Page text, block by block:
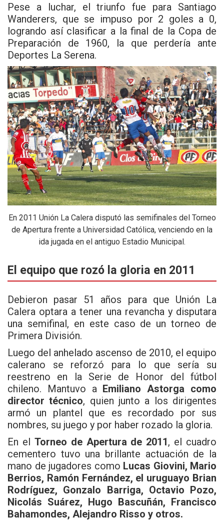
Pese a luchar, el triunfo fue para Santiago
Wanderers, que se impuso por 2 goles a 0,
logrando así clasificar a la final de la Copa de
Preparación de 1960, la que perdería ante
Deportes La Serena.
En 2011 Unión La Calera disputó las semifinales del Torneo
de Apertura frente a Universidad Católica, venciendo en la
ida jugada en el antiguo Estadio Municipal.
El equipo que rozó la gloria en 2011
Debieron pasar 51 años para que Unión La
Calera optara a tener una revancha y disputara
una semifinal, en este caso de un torneo de
Primera División.
Luego del anhelado ascenso de 2010, el equipo
calerano se reforzó para lo que sería su
reestreno en la Serie de Honor del fútbol
chileno. Mantuvo a Emiliano Astorga como
director técnico, quien junto a los dirigentes
armó un plantel que es recordado por sus
nombres, su juego y por haber rozado la gloria.
En el Torneo de Apertura de 2011, el cuadro
cementero tuvo una brillante actuación de la
mano de jugadores como Lucas Giovini, Mario
Berrios, Ramón Fernández, el uruguayo Brian
Rodríguez, Gonzalo Barriga, Octavio Pozo,
Nicolás Suárez, Hugo Bascuñán, Francisco
Bahamondes, Alejandro Risso y otros.